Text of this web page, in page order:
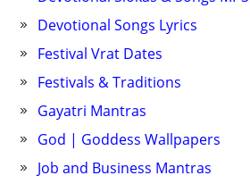
Devotional Songs Lyrics
Festival Vrat Dates
Festivals & Traditions
Gayatri Mantras
God | Goddess Wallpapers
Job and Business Mantras